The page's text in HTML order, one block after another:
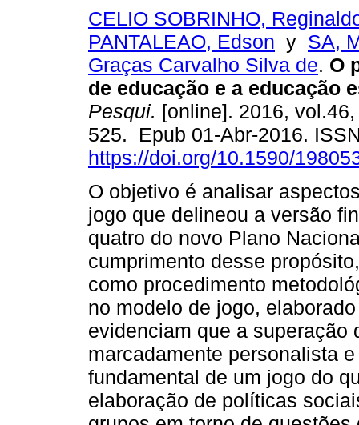
CELIO SOBRINHO,
PANTALEAO, Edson y SA,
Graças Carvalho Silva de. O
de educação e a educação
Pesqui. [online]. 2016,
525. Epub 01-Abr-2016.
https://doi.org/10.1590/
O objetivo é analisar
jogo que delineou a versão
quatro do novo Plano
cumprimento desse
como procedimento
no modelo de jogo,
evidenciam que a superação
marcadamente personalista
fundamental de um jogo do
elaboração de políticas